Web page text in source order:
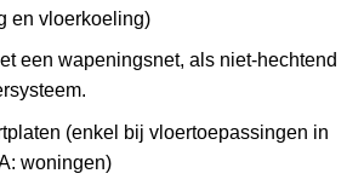
en vloerkoeling)
een wapeningsnet, als niet-hechtend
(enkel bij vloertoepassingen in
woningen)